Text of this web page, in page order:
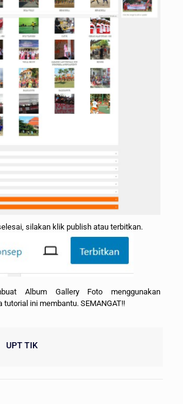
silakan klik publish atau terbitkan.
Album Gallery Foto menggunakan
tutorial ini membantu. SEMANGAT!!
UPT TIK